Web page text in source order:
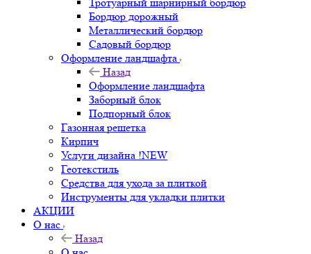
Бордюр дорожный
Металлический бордюр
Садовый бордюр
Оформление ландшафта
Назад
Оформление ландшафта
Заборный блок
Подпорный блок
Газонная решетка
Кирпич
Услуги дизайна !NEW
Геотекстиль
Средства для ухода за плиткой
Инструменты для укладки плитки
АКЦИИ
О нас
Назад